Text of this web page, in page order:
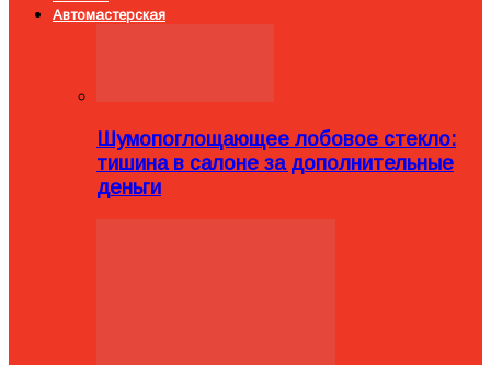
Автомастерская
Шумопоглощающее лобовое стекло:
тишина в салоне за дополнительные
деньги